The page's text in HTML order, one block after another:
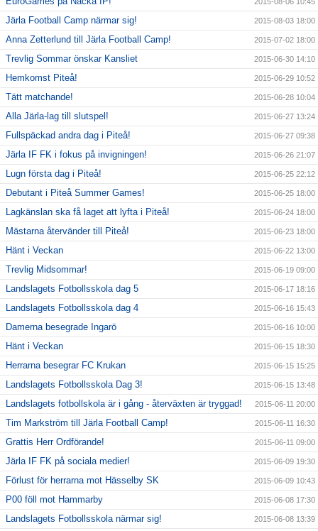
Järla Football Camp närmar sig! 2015-08-03 18:00
Anna Zetterlund till Järla Football Camp! 2015-07-02 18:00
Trevlig Sommar önskar Kansliet 2015-06-30 14:10
Hemkomst Piteå! 2015-06-29 10:52
Tätt matchande! 2015-06-28 10:04
Alla Järla-lag till slutspel! 2015-06-27 13:24
Fullspäckad andra dag i Piteå! 2015-06-27 09:38
Järla IF FK i fokus på invigningen! 2015-06-26 21:07
Lugn första dag i Piteå! 2015-06-25 22:12
Debutant i Piteå Summer Games! 2015-06-25 18:00
Lagkänslan ska få laget att lyfta i Piteå! 2015-06-24 18:00
Mästarna återvänder till Piteå! 2015-06-23 18:00
Hänt i Veckan 2015-06-22 13:00
Trevlig Midsommar! 2015-06-19 09:00
Landslagets Fotbollsskola dag 5 2015-06-17 18:16
Landslagets Fotbollsskola dag 4 2015-06-16 15:43
Damerna besegrade Ingarö 2015-06-16 10:00
Hänt i Veckan 2015-06-15 18:30
Herrarna besegrar FC Krukan 2015-06-15 15:25
Landslagets Fotbollsskola Dag 3! 2015-06-15 13:48
Landslagets fotbollskola är i gång - återväxten är tryggad! 2015-06-11 20:00
Tim Markström till Järla Football Camp! 2015-06-11 16:30
Grattis Herr Ordförande! 2015-06-11 09:00
Järla IF FK på sociala medier! 2015-06-09 19:30
Förlust för herrarna mot Hässelby SK 2015-06-09 10:43
P00 föll mot Hammarby 2015-06-08 17:30
Landslagets Fotbollsskola närmar sig! 2015-06-08 13:39